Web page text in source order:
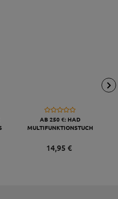
AB 250 €: HAD
MULTIFUNKTIONSTUCH
MEXICAN - SCHWARZ
14,95 €